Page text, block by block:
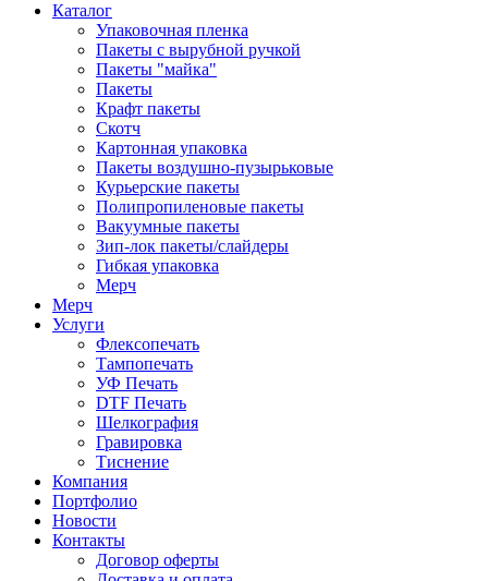
Каталог
Упаковочная пленка
Пакеты с вырубной ручкой
Пакеты "майка"
Пакеты
Крафт пакеты
Скотч
Картонная упаковка
Пакеты воздушно-пузырьковые
Курьерские пакеты
Полипропиленовые пакеты
Вакуумные пакеты
Зип-лок пакеты/слайдеры
Гибкая упаковка
Мерч
Мерч
Услуги
Флексопечать
Тампопечать
УФ Печать
DTF Печать
Шелкография
Гравировка
Тиснение
Компания
Портфолио
Новости
Контакты
Договор оферты